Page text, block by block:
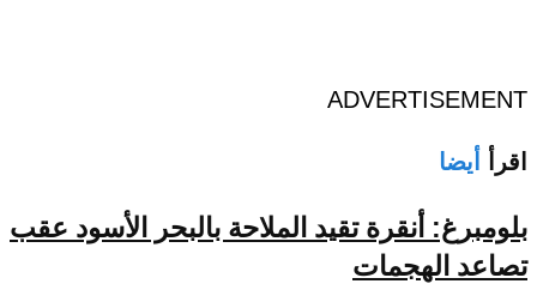
ADVERTISEMENT
اقرأ أيضا
بلومبرغ: أنقرة تقيد الملاحة بالبحر الأسود عقب
تصاعد الهجمات